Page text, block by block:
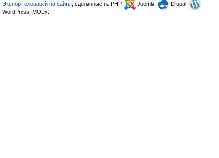
Экспорт словарей на сайты , сделанные на PHP, Joomla,
Drupal,
WordPress, MODx.